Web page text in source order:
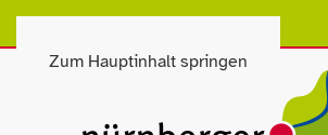
Zum Hauptinhalt springen